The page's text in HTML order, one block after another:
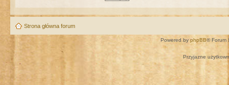
Strona główna forum
Powered by phpBB® Forum
Przyjazne